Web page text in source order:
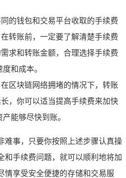
同的钱包和交易平台收取的手续费
转账前，一定要了解清楚手续费
求和转账金额，合理选择手续费
和成本。
在区块链网络拥堵的情况下，转账
，你可以适当提高手续费来加快
能够尽快到账。
难事，只要你按照上述步骤认真操
和手续费问题，就可以顺利地将加
情享受安全便捷的存储和交易服